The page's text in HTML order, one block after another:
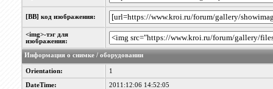
[BB] код изображения:
<img>-тэг для
изображения:
Информация о снимке / оборудовании
Orientation: 1
DateTime: 2011:12:06 14:52:05